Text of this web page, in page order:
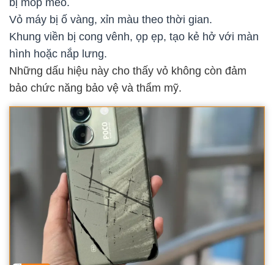
Vỏ máy bị ố vàng, xỉn màu theo thời gian.
Khung viền bị cong vênh, ọp ẹp, tạo kẻ hở với màn
hình hoặc nắp lưng.
Những dấu hiệu này cho thấy vỏ không còn đảm
bảo chức năng bảo vệ và thẩm mỹ.